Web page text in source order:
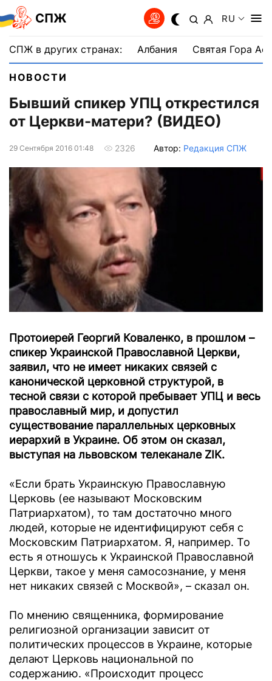
СПЖ RU
СПЖ в других странах: Албания Святая Гора
НОВОСТИ
Бывший спикер УПЦ открестился
от Церкви-матери? (ВИДЕО)
29 Сентября 2016 01:48 2326 Автор: Редакция СПЖ
Протоиерей Георгий Коваленко, в прошлом –
спикер Украинской Православной Церкви,
заявил, что не имеет никаких связей с
канонической церковной структурой, в
тесной связи с которой пребывает УПЦ и весь
православный мир, и допустил
существование параллельных церковных
иерархий в Украине. Об этом он сказал,
выступая на львовском телеканале ZIK.
«Если брать Украинскую Православную
Церковь (ее называют Московским
Патриархатом), то там достаточно много
людей, которые не идентифицируют себя с
Московским Патриархатом. Я, например. То
есть я отношусь к Украинской Православной
Церкви, такое у меня самосознание, у меня
нет никаких связей с Москвой», – сказал он.
По мнению священника, формирование
религиозной организации зависит от
политических процессов в Украине, которые
делают Церковь национальной по
содержанию. «Происходит процесс